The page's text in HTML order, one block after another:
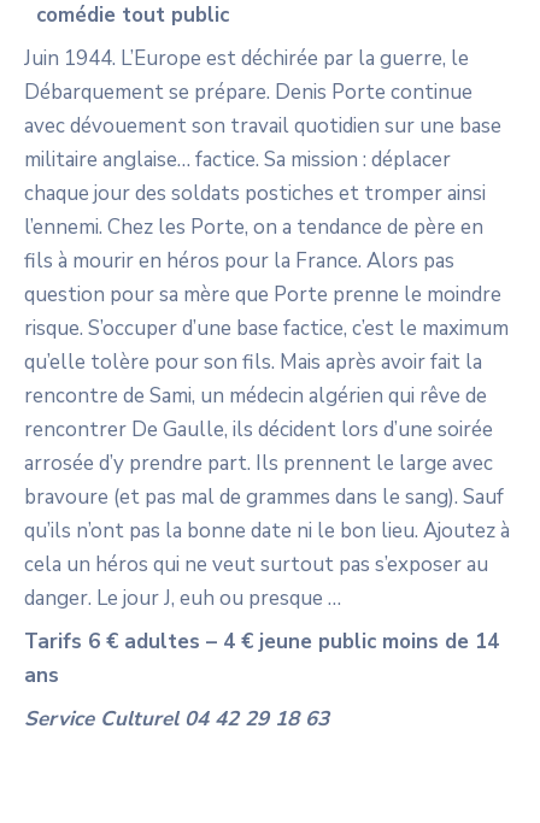
comédie tout public
Juin 1944. L’Europe est déchirée par la guerre, le
Débarquement se prépare. Denis Porte continue
avec dévouement son travail quotidien sur une base
militaire anglaise… factice. Sa mission : déplacer
chaque jour des soldats postiches et tromper ainsi
l’ennemi. Chez les Porte, on a tendance de père en
fils à mourir en héros pour la France. Alors pas
question pour sa mère que Porte prenne le moindre
risque. S’occuper d’une base factice, c’est le maximum
qu’elle tolère pour son fils. Mais après avoir fait la
rencontre de Sami, un médecin algérien qui rêve de
rencontrer De Gaulle, ils décident lors d’une soirée
arrosée d’y prendre part. Ils prennent le large avec
bravoure (et pas mal de grammes dans le sang). Sauf
qu’ils n’ont pas la bonne date ni le bon lieu. Ajoutez à
cela un héros qui ne veut surtout pas s’exposer au
danger. Le jour J, euh ou presque …
Tarifs 6 € adultes – 4 € jeune public moins de 14
ans
Service Culturel 04 42 29 18 63